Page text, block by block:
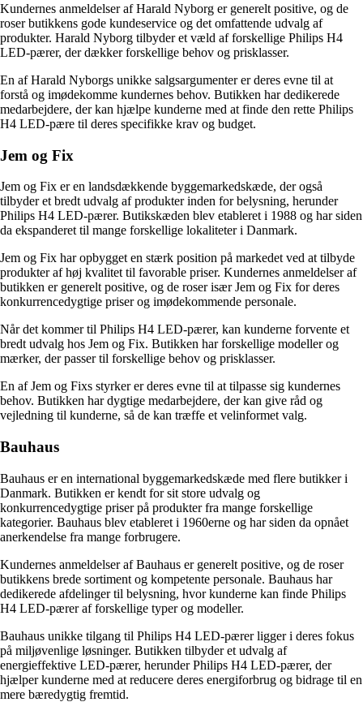
Kundernes anmeldelser af Harald Nyborg er generelt positive, og de
roser butikkens gode kundeservice og det omfattende udvalg af
produkter. Harald Nyborg tilbyder et væld af forskellige Philips H4
LED-pærer, der dækker forskellige behov og prisklasser.
En af Harald Nyborgs unikke salgsargumenter er deres evne til at
forstå og imødekomme kundernes behov. Butikken har dedikerede
medarbejdere, der kan hjælpe kunderne med at finde den rette Philips
H4 LED-pære til deres specifikke krav og budget.
Jem og Fix
Jem og Fix er en landsdækkende byggemarkedskæde, der også
tilbyder et bredt udvalg af produkter inden for belysning, herunder
Philips H4 LED-pærer. Butikskæden blev etableret i 1988 og har siden
da ekspanderet til mange forskellige lokaliteter i Danmark.
Jem og Fix har opbygget en stærk position på markedet ved at tilbyde
produkter af høj kvalitet til favorable priser. Kundernes anmeldelser af
butikken er generelt positive, og de roser især Jem og Fix for deres
konkurrencedygtige priser og imødekommende personale.
Når det kommer til Philips H4 LED-pærer, kan kunderne forvente et
bredt udvalg hos Jem og Fix. Butikken har forskellige modeller og
mærker, der passer til forskellige behov og prisklasser.
En af Jem og Fixs styrker er deres evne til at tilpasse sig kundernes
behov. Butikken har dygtige medarbejdere, der kan give råd og
vejledning til kunderne, så de kan træffe et velinformet valg.
Bauhaus
Bauhaus er en international byggemarkedskæde med flere butikker i
Danmark. Butikken er kendt for sit store udvalg og
konkurrencedygtige priser på produkter fra mange forskellige
kategorier. Bauhaus blev etableret i 1960erne og har siden da opnået
anerkendelse fra mange forbrugere.
Kundernes anmeldelser af Bauhaus er generelt positive, og de roser
butikkens brede sortiment og kompetente personale. Bauhaus har
dedikerede afdelinger til belysning, hvor kunderne kan finde Philips
H4 LED-pærer af forskellige typer og modeller.
Bauhaus unikke tilgang til Philips H4 LED-pærer ligger i deres fokus
på miljøvenlige løsninger. Butikken tilbyder et udvalg af
energieffektive LED-pærer, herunder Philips H4 LED-pærer, der
hjælper kunderne med at reducere deres energiforbrug og bidrage til en
mere bæredygtig fremtid.